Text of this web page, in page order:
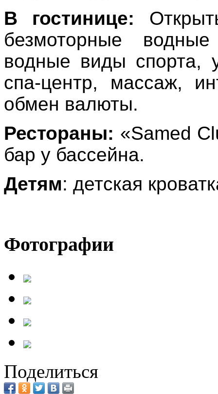
В гостинице:
безмоторные
водные виды спорта,
спа-центр, массаж,
обмен валюты.
Рестораны: «Samed
бар у бассейна.
Детям: детская
Фотографии
Поделиться